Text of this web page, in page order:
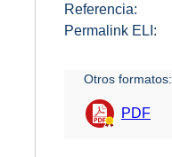
Referencia:
Permalink ELI:
Otros formatos:
PDF